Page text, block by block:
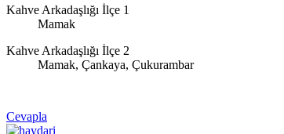
Kahve Arkadaşlığı İlçe 1
Mamak
Kahve Arkadaşlığı İlçe 2
Mamak, Çankaya, Çukurambar
Cevapla